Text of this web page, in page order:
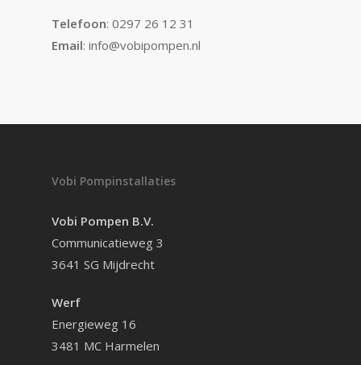
Telefoon: 0297 26 12 31
Email: info@vobipompen.nl
Vobi Pompinstallaties
Vobi Pompen B.V.
Communicatieweg 3
3641 SG Mijdrecht
Werf
Energieweg 16
3481 MC Harmelen